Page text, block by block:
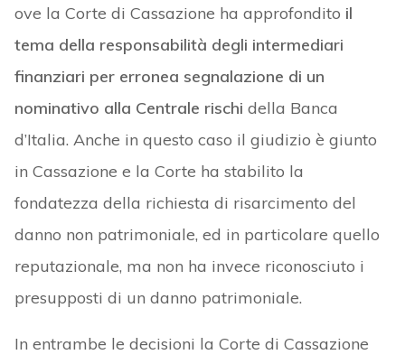
ove la Corte di Cassazione ha approfondito il
tema della responsabilità degli intermediari
finanziari per erronea segnalazione di un
nominativo alla Centrale rischi della Banca
d’Italia. Anche in questo caso il giudizio è giunto
in Cassazione e la Corte ha stabilito la
fondatezza della richiesta di risarcimento del
danno non patrimoniale, ed in particolare quello
reputazionale, ma non ha invece riconosciuto i
presupposti di un danno patrimoniale.
In entrambe le decisioni la Corte di Cassazione